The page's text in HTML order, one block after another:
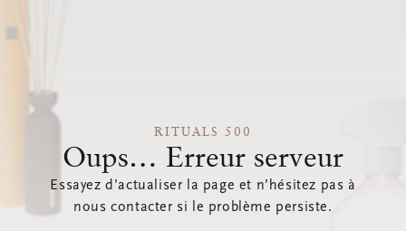
RITUALS 500
Oups… Erreur serveur
Essayez d’actualiser la page et n’hésitez pas à
nous contacter si le problème persiste.